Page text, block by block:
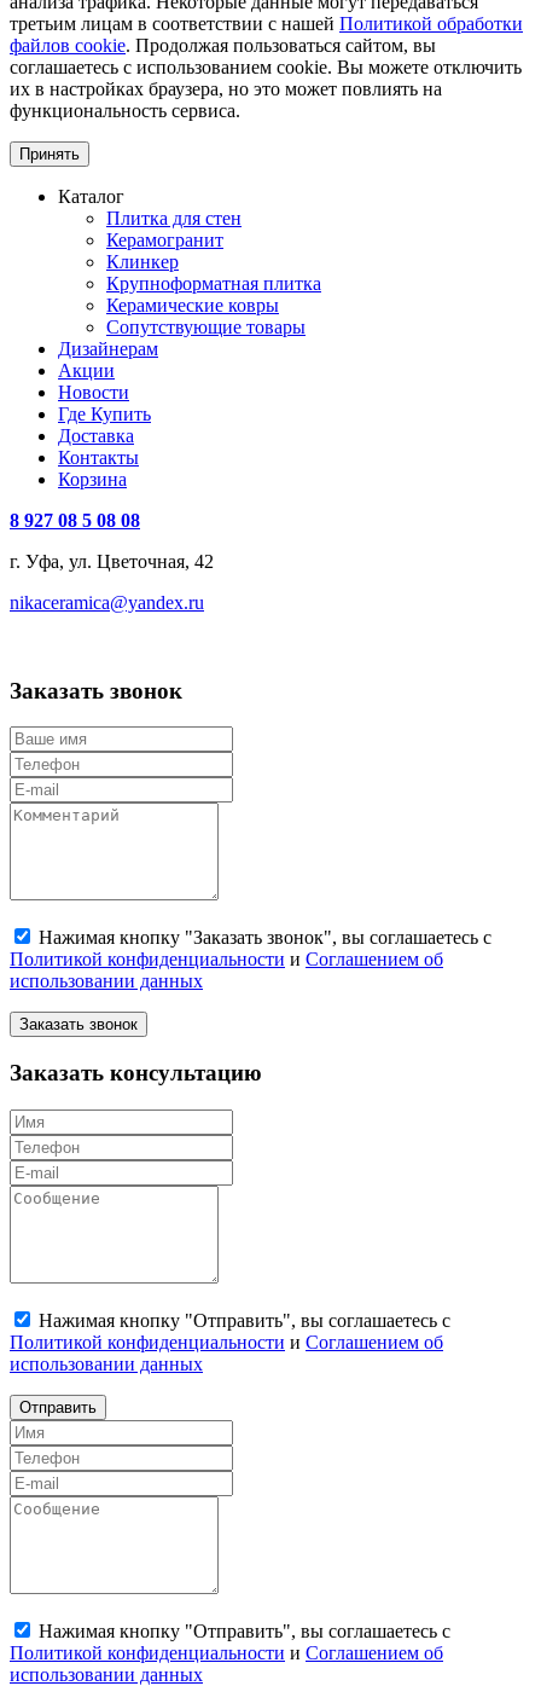
третьим лицам в соответствии с нашей Политикой обработки
файлов cookie. Продолжая пользоваться сайтом, вы
соглашаетесь с использованием cookie. Вы можете отключить
их в настройках браузера, но это может повлиять на
функциональность сервиса.
Принять
Каталог
Плитка для стен
Керамогранит
Клинкер
Крупноформатная плитка
Керамические ковры
Сопутствующие товары
Дизайнерам
Акции
Новости
Где Купить
Доставка
Контакты
Корзина
8 927 08 5 08 08
г. Уфа, ул. Цветочная, 42
nikaceramica@yandex.ru
Заказать звонок
Нажимая кнопку "Заказать звонок", вы соглашаетесь с
Политикой конфиденциальности и Соглашением об
использовании данных
Заказать звонок
Заказать консультацию
Нажимая кнопку "Отправить", вы соглашаетесь с
Политикой конфиденциальности и Соглашением об
использовании данных
Отправить
Нажимая кнопку "Отправить", вы соглашаетесь с
Политикой конфиденциальности и Соглашением об
использовании данных